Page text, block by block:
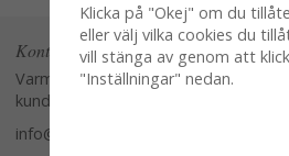
Kontakta oss
Varmt välkommen att kontakta vår
kundtjänst.
info@glasverandan.se
Klicka på "Okej" om du
eller välj vilka cookies du
vill stänga av genom att
"Inställningar" nedan.